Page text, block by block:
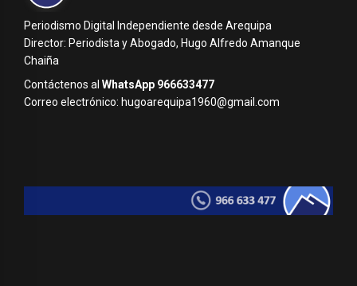
Periodismo Digital Independiente desde Arequipa
Director: Periodista y Abogado, Hugo Alfredo Amanque
Chaiña
Contáctenos al WhatsApp 966633477
Correo electrónico: hugoarequipa1960@gmail.com